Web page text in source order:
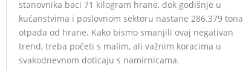
stanovnika baci 71 kilogram hrane, dok godišnje u
kućanstvima i poslovnom sektoru nastane 286.379 tona
otpada od hrane. Kako bismo smanjili ovaj negativan
trend, treba početi s malim, ali važnim koracima u
svakodnevnom doticaju s namirnicama.